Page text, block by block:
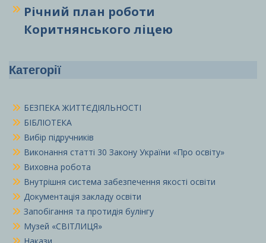
Річний план роботи
Коритнянського ліцею
Категорії
БЕЗПЕКА ЖИТТЄДІЯЛЬНОСТІ
БІБЛІОТЕКА
Вибір підручників
Виконання статті 30 Закону України «Про освіту»
Виховна робота
Внутрішня система забезпечення якості освіти
Документація закладу освіти
Запобігання та протидія булінгу
Музей «СВІТЛИЦЯ»
Накази